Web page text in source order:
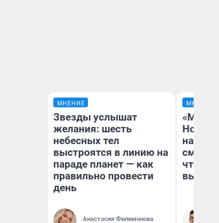
МНЕНИЕ
Звезды услышат
желания: шесть
небесных тел
выстроятся в линию на
параде планет — как
правильно провести
день
Анастасия Филимонова
МНЕНИЕ
«Мы
чтобы